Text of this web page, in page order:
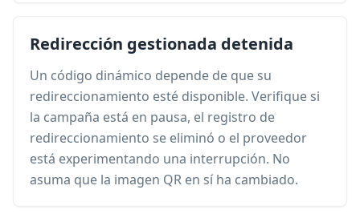
Redirección gestionada detenida
Un código dinámico depende de que su
redireccionamiento esté disponible. Verifique si
la campaña está en pausa, el registro de
redireccionamiento se eliminó o el proveedor
está experimentando una interrupción. No
asuma que la imagen QR en sí ha cambiado.